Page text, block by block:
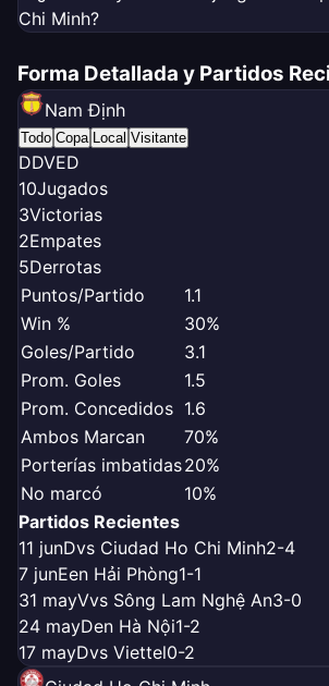
Chi Minh?
Forma Detallada y Partidos
Nam Định
Todo Copa Local Visitante
DDVED
10Jugados
3Victorias
2Empates
5Derrotas
Puntos/Partido
1.1
Win %
30%
Goles/Partido
3.1
Prom. Goles
1.5
Prom. Concedidos 1.6
Ambos Marcan
70%
Porterías imbatidas20%
No marcó
10%
Partidos Recientes
11 junDvs Ciudad Ho Chi Minh2-4
7 junEen Hải Phòng1-1
31 mayVvs Sông Lam Nghệ An3-0
24 mayDen Hà Nội1-2
17 mayDvs Viettel0-2